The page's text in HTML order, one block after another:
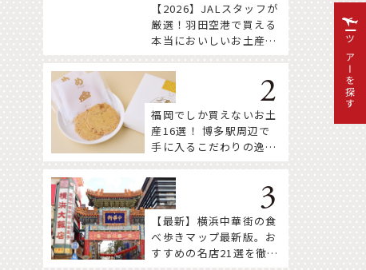
【2026】JALスタッフが
厳選！羽田空港で買える
本当においしいお土産18
福岡でしか買えないお土
産16選！ 博多駅周辺で
手に入るこだわりの逸品
【最新】横浜中華街の食
べ歩きマップ最新版。お
すすめの名店21選を徹底
ツアーを探す